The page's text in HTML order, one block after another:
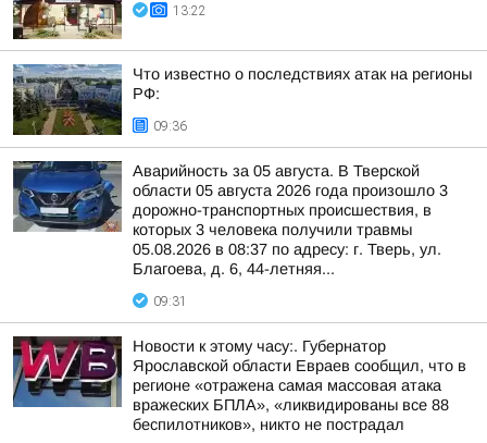
13:22
Что известно о последствиях атак на регионы
РФ:
09:36
Аварийность за 05 августа. В Тверской
области 05 августа 2026 года произошло 3
дорожно-транспортных происшествия, в
которых 3 человека получили травмы
05.08.2026 в 08:37 по адресу: г. Тверь, ул.
Благоева, д. 6, 44-летняя...
09:31
Новости к этому часу:. Губернатор
Ярославской области Евраев сообщил, что в
регионе «отражена самая массовая атака
вражеских БПЛА», «ликвидированы все 88
беспилотников», никто не пострадал